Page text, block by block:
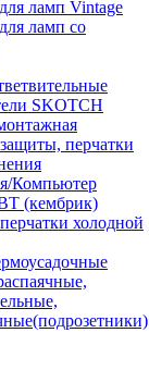
ламп Vintage
ламп со
SKOTCH
перчатки
Компьютер
(кембрик)
холодной